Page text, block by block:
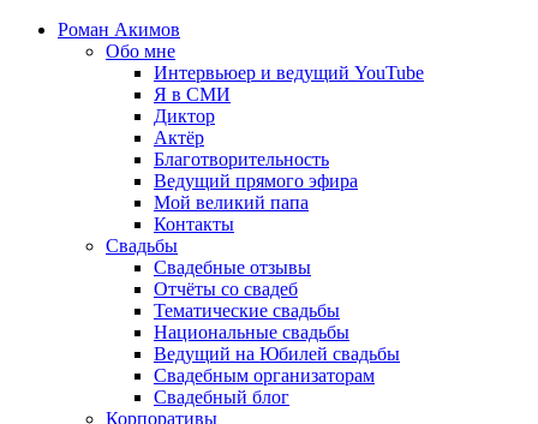
Роман Акимов
Обо мне
Интервьюер и ведущий YouTube
Я в СМИ
Диктор
Актёр
Благотворительность
Ведущий прямого эфира
Мой великий папа
Контакты
Свадьбы
Свадебные отзывы
Отчёты со свадеб
Тематические свадьбы
Национальные свадьбы
Ведущий на Юбилей свадьбы
Свадебным организаторам
Свадебный блог
Корпоративы